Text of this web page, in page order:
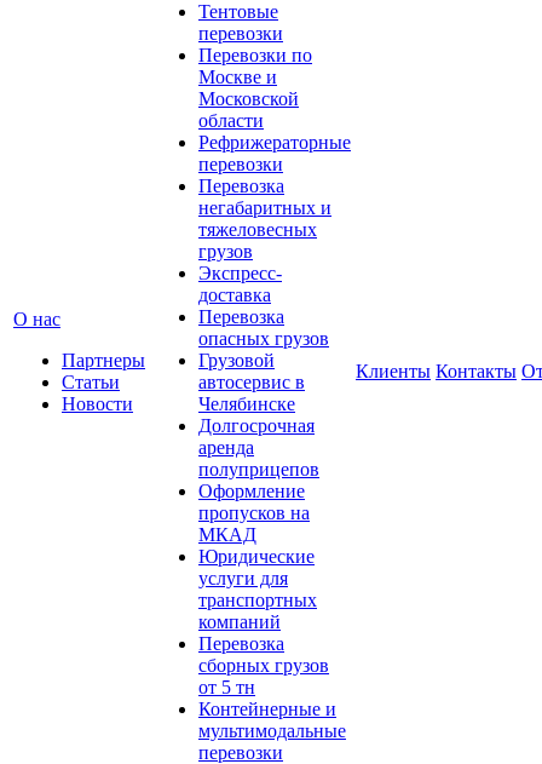
О нас
Партнеры
Статьи
Новости
Тентовые
перевозки
Перевозки по
Москве и
Московской
области
Рефрижераторные
перевозки
Перевозка
негабаритных и
тяжеловесных
грузов
Экспресс-
доставка
Перевозка
опасных грузов
Грузовой
автосервис в
Челябинске
Долгосрочная
аренда
полуприцепов
Оформление
пропусков на
МКАД
Юридические
услуги для
транспортных
компаний
Перевозка
сборных грузов
от 5 тн
Контейнерные и
мультимодальные
перевозки
Клиенты Контакты